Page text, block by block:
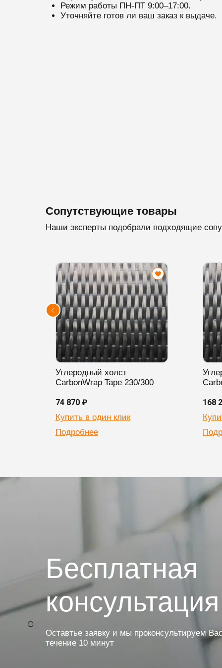
Режим работы ПН-ПТ 9:00–17:00.
Уточняйте готов ли ваш заказ к выдаче.
Сопутствующие товары
Наши эксперты подобрали подходящие
Углеродный холст
CarbonWrap Tape 230/300
74 870 ₽
Купить в один клик
Подробнее
168
Бесплатная
консультация
Оставтье заявку и мы проконсультируем
течение 10 минут